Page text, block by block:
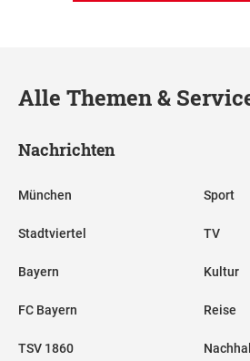
Alle Themen &
Nachrichten
München
Stadtviertel
Bayern
FC Bayern
TSV 1860
Sport
TV
Kultur
Reise